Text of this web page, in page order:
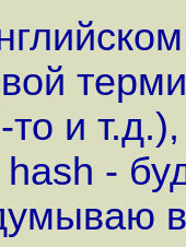
то и
-